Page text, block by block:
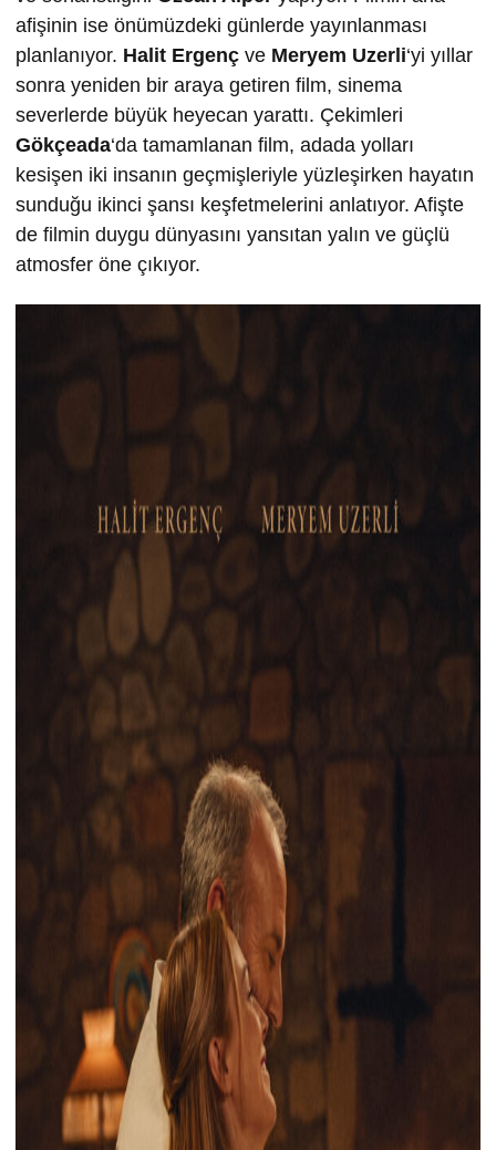
afişinin ise önümüzdeki günlerde yayınlanması
planlanıyor. Halit Ergenç ve Meryem Uzerli‘yi yıllar
sonra yeniden bir araya getiren film, sinema
severlerde büyük heyecan yarattı. Çekimleri
Gökçeada‘da tamamlanan film, adada yolları
kesişen iki insanın geçmişleriyle yüzleşirken hayatın
sunduğu ikinci şansı keşfetmelerini anlatıyor. Afişte
de filmin duygu dünyasını yansıtan yalın ve güçlü
atmosfer öne çıkıyor.